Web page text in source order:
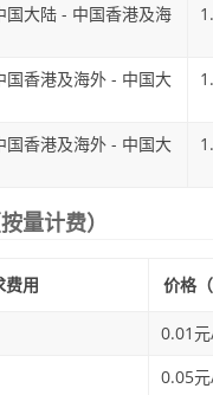
国大陆 - 中国香港及海
国香港及海外 - 中国大
国香港及海外 - 中国大
量计费）
费用 价格
0.01
0.05